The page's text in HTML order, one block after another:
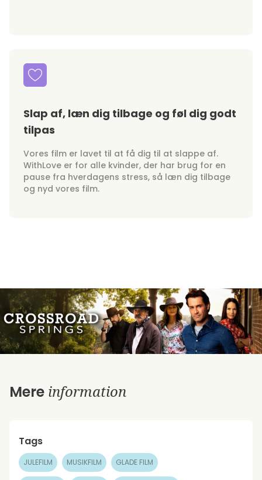
Slap af, læn dig tilbage og føl dig godt
tilpas
Vores film er lavet til at få dig til at slappe af.
WithLove er for alle kvinder, der har brug for en
pause fra hverdagens stress, så læn dig tilbage
og nyd vores film.
Mere information
Tags
JULEFILM MUSIKFILM GLADE FILM